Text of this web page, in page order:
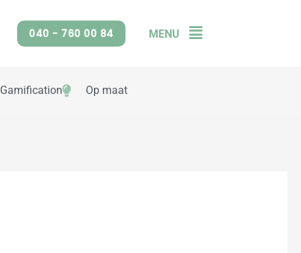
040 - 760 00 84 MENU
Flyout
Gamification Op maat